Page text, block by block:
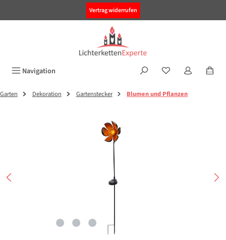
Vertrag widerrufen
Navigation
Garten Dekoration Gartenstecker Blumen und Pflanzen